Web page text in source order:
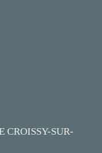
CROISSY-SUR-